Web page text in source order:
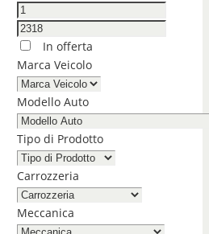
In offerta
Marca Veicolo
Modello Auto
Tipo di Prodotto
Carrozzeria
Meccanica